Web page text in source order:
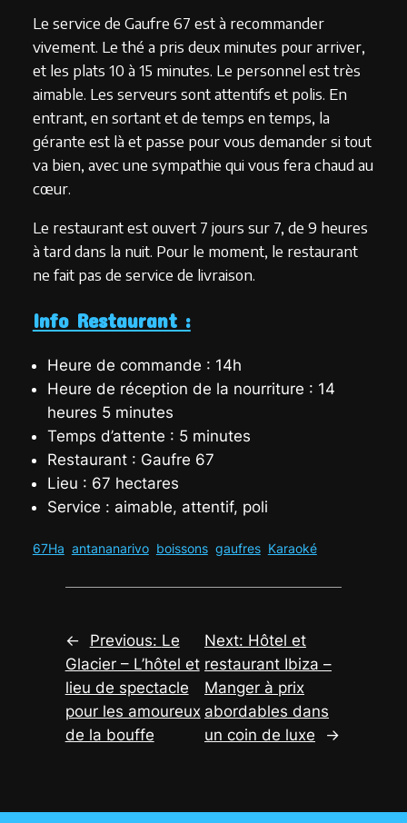
Le service de Gaufre 67 est à recommander
vivement. Le thé a pris deux minutes pour arriver,
et les plats 10 à 15 minutes. Le personnel est très
aimable. Les serveurs sont attentifs et polis. En
entrant, en sortant et de temps en temps, la
gérante est là et passe pour vous demander si tout
va bien, avec une sympathie qui vous fera chaud au
cœur.
Le restaurant est ouvert 7 jours sur 7, de 9 heures
à tard dans la nuit. Pour le moment, le restaurant
ne fait pas de service de livraison.
Info Restaurant :
Heure de commande : 14h
Heure de réception de la nourriture : 14
heures 5 minutes
Temps d’attente : 5 minutes
Restaurant : Gaufre 67
Lieu : 67 hectares
Service : aimable, attentif, poli
67Ha antananarivo boissons gaufres Karaoké
← Previous: Le
Glacier – L’hôtel et
lieu de spectacle
pour les amoureux
de la bouffe
Next: Hôtel et
restaurant Ibiza –
Manger à prix
abordables dans
un coin de luxe
→